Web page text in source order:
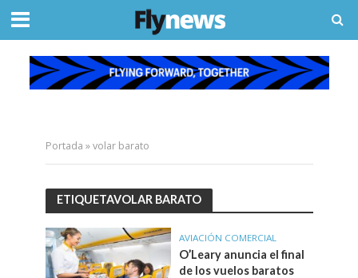
Portada »volar barato
ETIQUETAVOLAR BARATO
AVIACIÓN COMERCIAL
O’Leary anuncia el final
de los vuelos baratos